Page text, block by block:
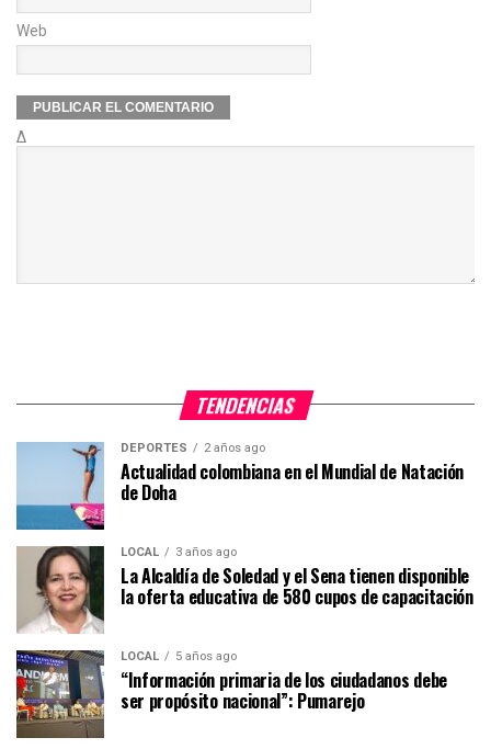
Web
Δ
TENDENCIAS
DEPORTES 2 años ago
Actualidad colombiana en el Mundial de Natación
de Doha
LOCAL 3 años ago
La Alcaldía de Soledad y el Sena tienen disponible
la oferta educativa de 580 cupos de capacitación
LOCAL 5 años ago
“Información primaria de los ciudadanos debe
ser propósito nacional”: Pumarejo